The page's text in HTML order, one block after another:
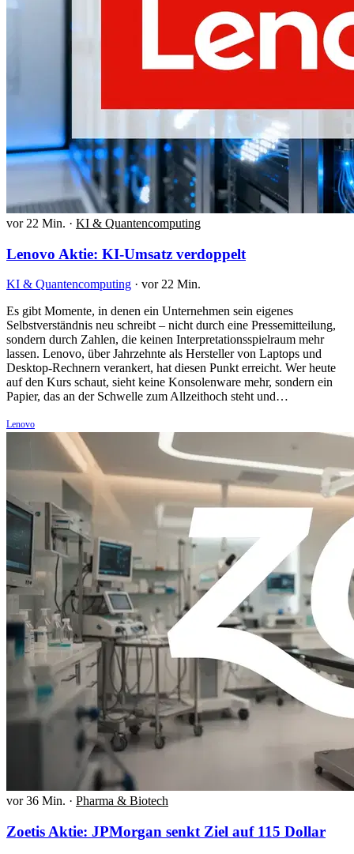
vor 22 Min. · KI & Quantencomputing
Lenovo Aktie: KI-Umsatz verdoppelt
KI & Quantencomputing · vor 22 Min.
Es gibt Momente, in denen ein Unternehmen sein eigenes
Selbstverständnis neu schreibt – nicht durch eine Pressemitteilung,
sondern durch Zahlen, die keinen Interpretationsspielraum mehr
lassen. Lenovo, über Jahrzehnte als Hersteller von Laptops und
Desktop-Rechnern verankert, hat diesen Punkt erreicht. Wer heute
auf den Kurs schaut, sieht keine Konsolenware mehr, sondern ein
Papier, das an der Schwelle zum Allzeithoch steht und…
Lenovo
vor 36 Min. · Pharma & Biotech
Zoetis Aktie: JPMorgan senkt Ziel auf 115 Dollar